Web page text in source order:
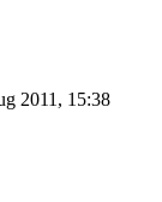
2011, 15:38